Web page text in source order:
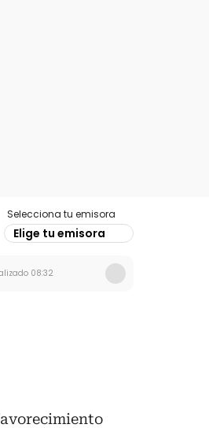
Selecciona tu emisora
Elige tu emisora
08:32